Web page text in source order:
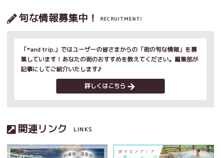
旬な情報募集中！ RECRUITMENT!
「*and trip.」ではユーザーの皆さまからの「街の旬な情報」を募
集しています！あなたの街のおすすめを教えてください。編集部が
記事にしてご紹介いたします♪
詳しくはこちら
関連リンク LINKS